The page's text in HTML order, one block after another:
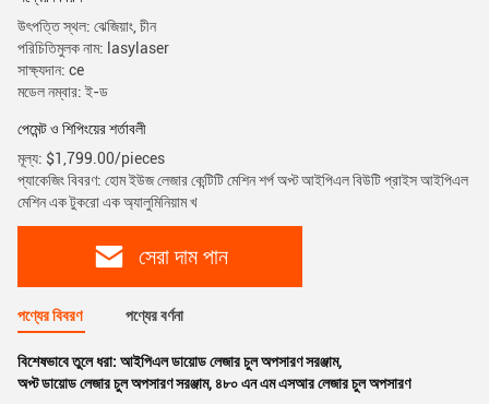
উৎপত্তি স্থল: ঝেজিয়াং, চীন
পরিচিতিমুলক নাম: lasylaser
সাক্ষ্যদান: ce
মডেল নম্বার: ই-ড
পেমেন্ট ও শিপিংয়ের শর্তাবলী
মূল্য: $1,799.00/pieces
প্যাকেজিং বিবরণ: হোম ইউজ লেজার কেন্টিটি মেশিন শর্প অপ্ট আইপিএল বিউটি প্রাইস আইপিএল
মেশিন এক টুকরো এক অ্যালুমিনিয়াম খ
সেরা দাম পান
পণ্যের বিবরণ পণ্যের বর্ণনা
বিশেষভাবে তুলে ধরা: আইপিএল ডায়োড লেজার চুল অপসারণ সরঞ্জাম,
অপ্ট ডায়োড লেজার চুল অপসারণ সরঞ্জাম,৪৮০ এন এম এসআর লেজার চুল অপসারণ